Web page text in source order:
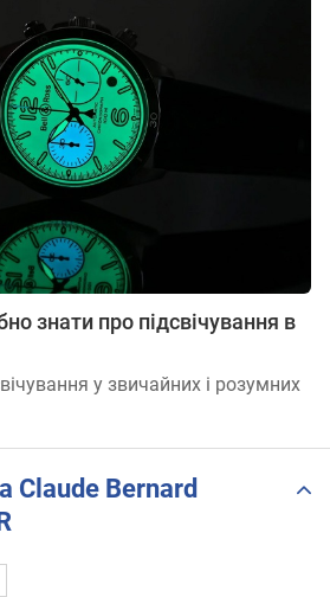
знати про підсвічування в
у звичайних і розумних
Claude Bernard